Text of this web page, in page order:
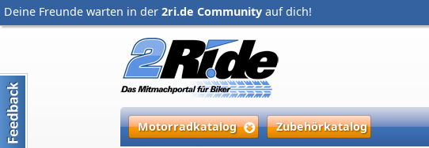
Deine Freunde warten in der 2ri.de Community auf dich!
Motorradkatalog Zubehörkatalog